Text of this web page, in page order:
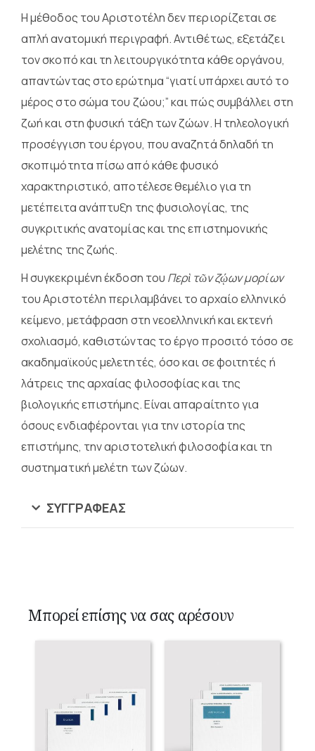
Η μέθοδος του Αριστοτέλη δεν περιορίζεται σε
απλή ανατομική περιγραφή. Αντιθέτως, εξετάζει
τον σκοπό και τη λειτουργικότητα κάθε οργάνου,
απαντώντας στο ερώτημα “γιατί υπάρχει αυτό το
μέρος στο σώμα του ζώου;” και πώς συμβάλλει στη
ζωή και στη φυσική τάξη των ζώων. Η τηλεολογική
προσέγγιση του έργου, που αναζητά δηλαδή τη
σκοπιμότητα πίσω από κάθε φυσικό
χαρακτηριστικό, αποτέλεσε θεμέλιο για τη
μετέπειτα ανάπτυξη της φυσιολογίας, της
συγκριτικής ανατομίας και της επιστημονικής
μελέτης της ζωής.
Η συγκεκριμένη έκδοση του Περὶ τῶν ζῴων μορίων
του Αριστοτέλη περιλαμβάνει το αρχαίο ελληνικό
κείμενο, μετάφραση στη νεοελληνική και εκτενή
σχολιασμό, καθιστώντας το έργο προσιτό τόσο σε
ακαδημαϊκούς μελετητές, όσο και σε φοιτητές ή
λάτρεις της αρχαίας φιλοσοφίας και της
βιολογικής επιστήμης. Είναι απαραίτητο για
όσους ενδιαφέρονται για την ιστορία της
επιστήμης, την αριστοτελική φιλοσοφία και τη
συστηματική μελέτη των ζώων.
ΣΥΓΓΡΑΦΈΑΣ
Μπορεί επίσης να σας αρέσουν